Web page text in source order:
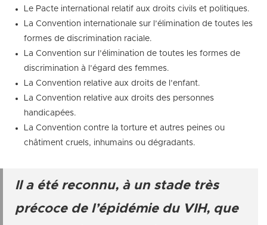
Le Pacte international relatif aux droits civils et politiques.
La Convention internationale sur l’élimination de toutes les
formes de discrimination raciale.
La Convention sur l’élimination de toutes les formes de
discrimination à l’égard des femmes.
La Convention relative aux droits de l’enfant.
La Convention relative aux droits des personnes
handicapées.
La Convention contre la torture et autres peines ou
châtiment cruels, inhumains ou dégradants.
Il a été reconnu, à un stade très
précoce de l’épidémie du VIH, que